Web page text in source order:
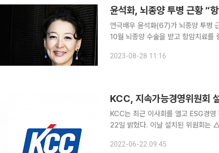
윤석화, 뇌종양 투병 근황 “
연극배우 윤석화(67)가 뇌종양 투병 근황을 전했다. 월간지 ‘우먼센스
10월 뇌종양 수술을 받고 항암치료를 중
을 선택했다. 그는 “올해 초 건
2023-08-28 11:16
KCC, 지속가능경영위원회
KCC는 최근 이사회를 열고 ESG경
22일 밝혔다. 이날 설치된 위원회는 △ESG 관련 주요 정책 수립 및 심의 △ESG 관련 주요 진행 상
시작한다. KCC는 대표이사 명의
2022-06-22 09:45